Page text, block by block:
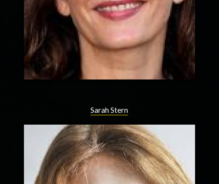
Sarah Stern